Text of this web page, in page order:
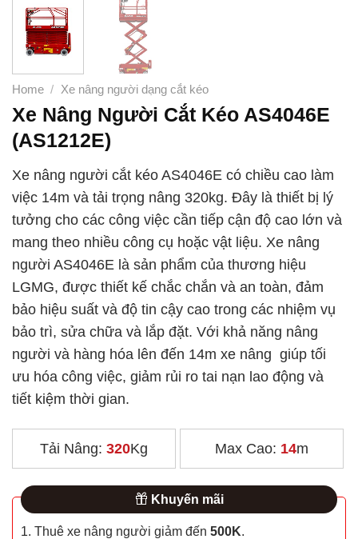
Home / Xe nâng người dạng cắt kéo
Xe Nâng Người Cắt Kéo AS4046E
(AS1212E)
Xe nâng người cắt kéo AS4046E có chiều cao làm
việc 14m và tải trọng nâng 320kg. Đây là thiết bị lý
tưởng cho các công việc cần tiếp cận độ cao lớn và
mang theo nhiều công cụ hoặc vật liệu. Xe nâng
người AS4046E là sản phẩm của thương hiệu
LGMG, được thiết kế chắc chắn và an toàn, đảm
bảo hiệu suất và độ tin cậy cao trong các nhiệm vụ
bảo trì, sửa chữa và lắp đặt. Với khả năng nâng
người và hàng hóa lên đến 14m xe nâng giúp tối
ưu hóa công việc, giảm rủi ro tai nạn lao động và
tiết kiệm thời gian.
Tải Nâng: 320Kg Max Cao: 14m
Khuyến mãi
1. Thuê xe nâng người giảm đến 500K.